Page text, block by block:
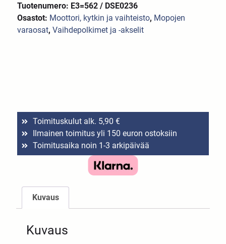
Tuotenumero: E3=562 / DSE0236
Osastot: Moottori, kytkin ja vaihteisto, Mopojen
varaosat,Vaihdepolkimet ja -akselit
Toimituskulut alk. 5,90 €
Ilmainen toimitus yli 150 euron ostoksiin
Toimitusaika noin 1-3 arkipäivää
Kuvaus
Kuvaus